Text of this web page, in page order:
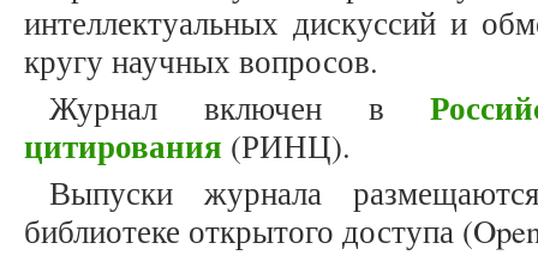
интеллектуальных дискуссий и
кругу научных вопросов.
Журнал включен в
цитирования (РИНЦ).
Выпуски журнала
библиотеке открытого доступа